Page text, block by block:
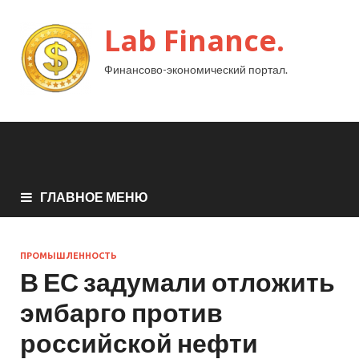
Lab Finance.
Финансово-экономический портал.
ГЛАВНОЕ МЕНЮ
ПРОМЫШЛЕННОСТЬ
В ЕС задумали отложить
эмбарго против
российской нефти